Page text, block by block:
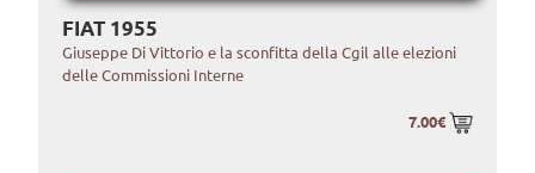
FIAT 1955
Giuseppe Di Vittorio e la sconfitta della Cgil alle elezioni
delle Commissioni Interne
7.00€